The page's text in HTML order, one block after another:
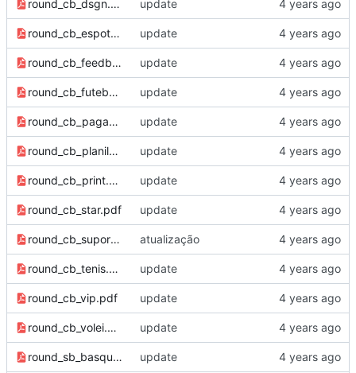
round_cb_dsgn.pdf update
round_cb_espots.pdf update
round_cb_feedback.pdf update
round_cb_futebol.pdf update
round_cb_pagamentos.pdf update
round_cb_planilha.pdf update
round_cb_print.pdf update
round_cb_star.pdf update
round_cb_suporte.pdf atualização
round_cb_tenis.pdf update
round_cb_vip.pdf update
round_cb_volei.pdf update
round_sb_basquete.pdf update